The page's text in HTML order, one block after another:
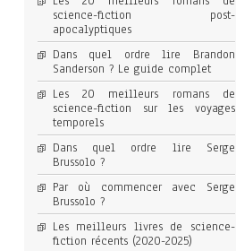
science-fiction post-
apocalyptiques
Dans quel ordre lire Brandon
Sanderson ? Le guide complet
Les 20 meilleurs romans de
science-fiction sur les voyages
temporels
Dans quel ordre lire Serge
Brussolo ?
Par où commencer avec Serge
Brussolo ?
Les meilleurs livres de science-
fiction récents (2020-2025)